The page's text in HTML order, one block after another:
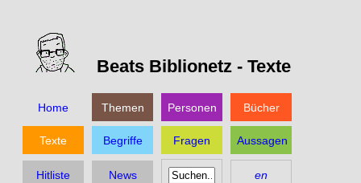
Beats Biblionetz - Texte
Home Themen Personen Bücher
Texte Begriffe Fragen Aussagen
Hitliste News en